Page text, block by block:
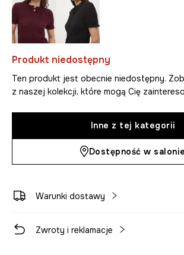
Produkt niedostępny
Ten produkt jest obecnie niedostępny.
z naszej kolekcji, które mogą Cię
Inne z tej kategorii
Dostępność w salonie
Warunki dostawy
Zwroty i reklamacje